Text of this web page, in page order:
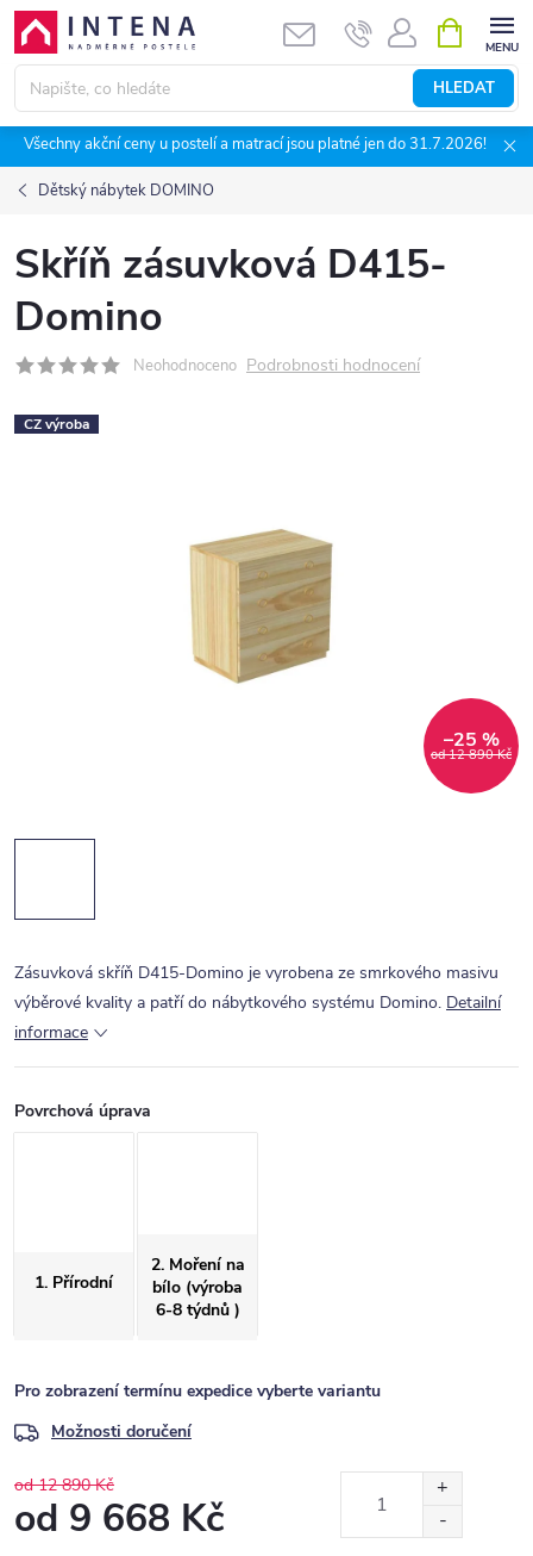
Přejít
obsah
HLEDAT
NÁKUPNÍ
KOŠÍK
Všechny akční ceny u postelí a matrací jsou platné jen do 31.7.2026!
Dětský nábytek DOMINO
Skříň zásuvková D415-
Domino
Neohodnoceno Podrobnosti hodnocení
CZ výroba
od 12 890 Kč
–25 %
Zásuvková skříň D415-Domino je vyrobena ze smrkového masivu
výběrové kvality a patří do nábytkového systému Domino. Detailní
informace
Povrchová úprava
1. Přírodní
2. Moření na
bílo (výroba
6-8 týdnů )
Pro zobrazení termínu expedice vyberte variantu
Možnosti doručení
od 12 890 Kč
od 9 668 Kč